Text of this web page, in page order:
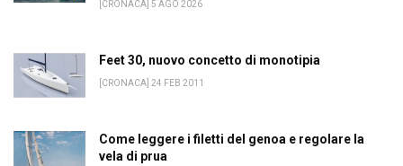
[CRONACA] 5 AGO 2026
Feet 30, nuovo concetto di monotipia
[CRONACA] 24 FEB 2011
Come leggere i filetti del genoa e regolare la
vela di prua